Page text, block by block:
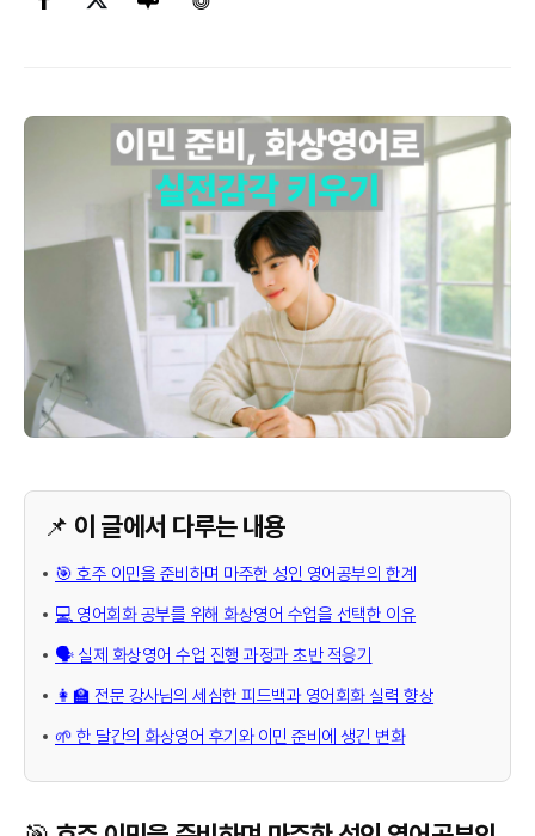
📌 이 글에서 다루는 내용
🎯 호주 이민을 준비하며 마주한 성인 영어공부의 한계
💻 영어회화 공부를 위해 화상영어 수업을 선택한 이유
🗣️ 실제 화상영어 수업 진행 과정과 초반 적응기
👩‍🏫 전문 강사님의 세심한 피드백과 영어회화 실력 향상
🌱 한 달간의 화상영어 후기와 이민 준비에 생긴 변화